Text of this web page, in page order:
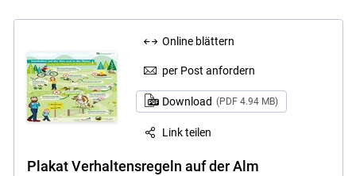
Online blättern
per Post anfordern
Download (PDF 4.94 MB)
Link teilen
Plakat Verhaltensregeln auf der Alm